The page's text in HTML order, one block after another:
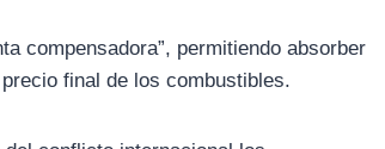
compensadora”, permitiendo absorber
final de los combustibles.